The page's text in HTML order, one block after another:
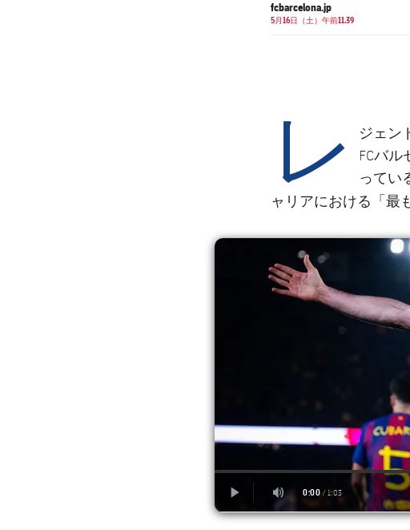
fcbarcelona.jp
5月16日（土）午前11.39
レ ジェン
FCバ
ってい
ャリアにおける「 最